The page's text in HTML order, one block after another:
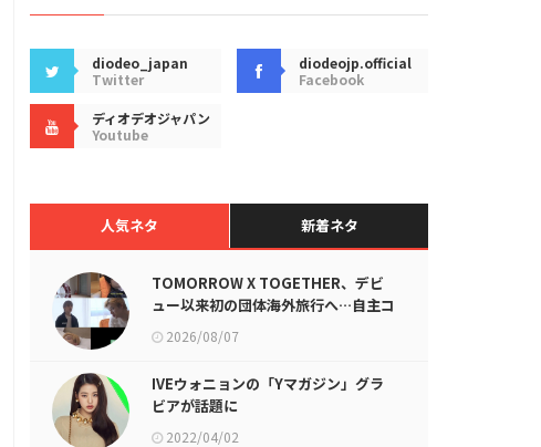
diodeo_japan
Twitter
diodeojp.official
Facebook
ディオデオジャパン
Youtube
人気ネタ 新着ネタ
TOMORROW X TOGETHER、デビ
ュー以来初の団体海外旅行へ…自主コ
ンテンツ公開！
2026/08/07
IVEウォニョンの「Yマガジン」グラ
ビアが話題に
2022/04/02